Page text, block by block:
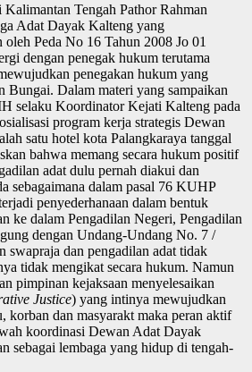
Tengah Pathor Rahman
Adat Dayak Kalteng yang
oleh Peda No 16 Tahun 2008 Jo 01
dengan penegak hukum terutama
penegakan hukum yang
Bungai. Dalam materi yang sampaikan
selaku Koordinator Kejati Kalteng pada
program kerja strategis Dewan
satu hotel kota Palangkaraya tanggal
bahwa memang secara hukum positif
adat dulu pernah diakui dan
sebagaimana dalam pasal 76 KUHP
penyederhanaan dalam bentuk
ke dalam Pengadilan Negeri, Pengadilan
dengan Undang-Undang No. 7 /
swapraja dan pengadilan adat tidak
tidak mengikat secara hukum. Namun
pimpinan kejaksaan menyelesaikan
Justice) yang intinya mewujudkan
korban dan masyarakt maka peran aktif
koordinasi Dewan Adat Dayak
sebagai lembaga yang hidup di tengah-